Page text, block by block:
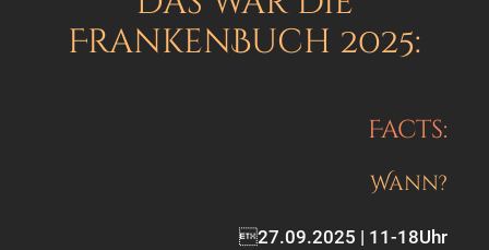
FrankenBuch 2025:
Facts:
Wann?
27.09.2025 | 11-18Uhr